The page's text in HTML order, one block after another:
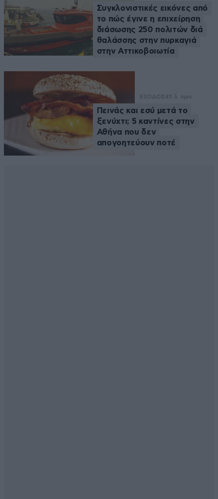
Συγκλονιστικές εικόνες από
το πώς έγινε η επιχείρηση
διάσωσης 250 πολιτών διά
θαλάσσης στην πυρκαγιά
στην Αττικοβοιωτία
ΕΞΟΔΟΣ45 λ. πριν
Πεινάς και εσύ μετά το
ξενύχτι; 5 καντίνες στην
Αθήνα που δεν
απογοητεύουν ποτέ